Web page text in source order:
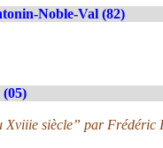
Noble-Val (82)
Xviiie siècle” par Frédéric